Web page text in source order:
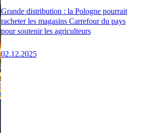
Grande distribution : la Pologne pourrait
racheter les magasins Carrefour du pays
pour soutenir les agriculteurs
02.12.2025